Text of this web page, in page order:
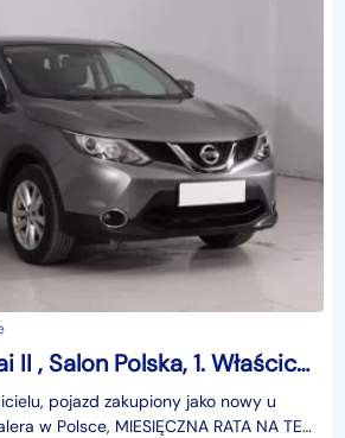
Nissan Qashqai II , Salon Polska, 1. Właściciel, Serwis ASO, Klimatronic,
pojazd zakupiony jako nowy u
RATA NA TEN